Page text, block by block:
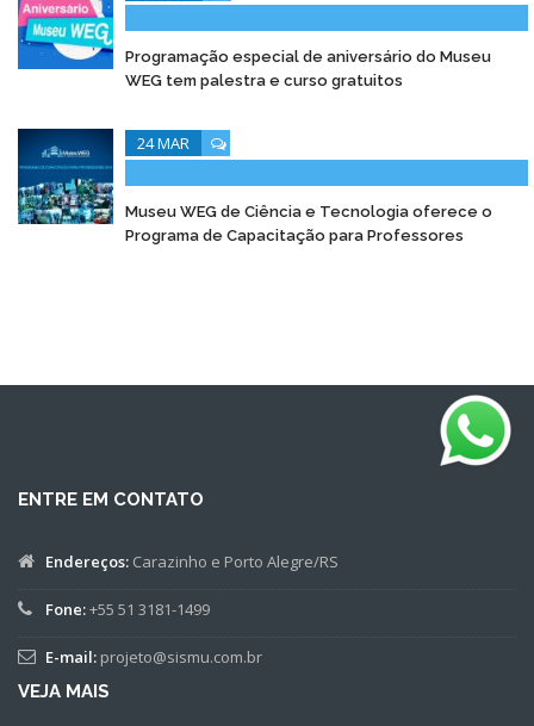
Programação especial de aniversário do Museu
WEG tem palestra e curso gratuitos
24 MAR
Museu WEG de Ciência e Tecnologia oferece o
Programa de Capacitação para Professores
ENTRE EM CONTATO
Endereços: Carazinho e Porto Alegre/RS
Fone:+55 51 3181-1499
E-mail: projeto@sismu.com.br
VEJA MAIS